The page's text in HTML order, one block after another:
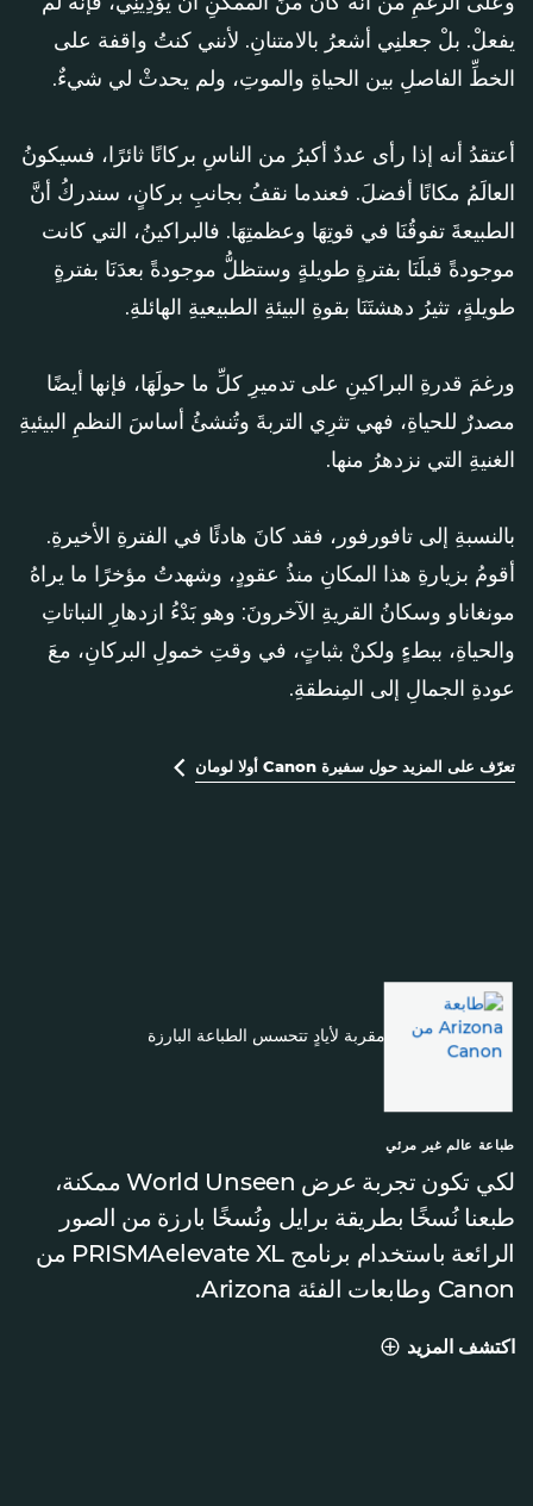
يفعلْ. بلْ جعلنِي أشعرُ بالامتنانِ. لأنني كنتُ واقفة على
الخطِّ الفاصلِ بين الحياةِ والموتِ، ولم يحدثْ لي شيءٌ.
أعتقدُ أنه إذا رأى عددٌ أكبرُ من الناسِ بركانًا ثائرًا، فسيكونُ
العالَمُ مكانًا أفضلَ. فعندما نقفُ بجانبِ بركانٍ، سندركُ أنَّ
الطبيعةَ تفوقُنَا في قوتِهَا وعظمتِهَا. فالبراكينُ، التي كانت
موجودةً قبلَنَا بفترةٍ طويلةٍ وستظلُّ موجودةً بعدَنَا بفترةٍ
طويلةٍ، تثيرُ دهشتَنَا بقوةِ البيئةِ الطبيعيةِ الهائلةِ.
ورغمَ قدرةِ البراكينِ على تدميرِ كلِّ ما حولَهَا، فإنها أيضًا
مصدرٌ للحياةِ، فهي تثرِي التربةَ وتُنشئُ أساسَ النظمِ البيئيةِ
الغنيةِ التي نزدهرُ منها.
بالنسبةِ إلى تافورفور، فقد كانَ هادئًا في الفترةِ الأخيرةِ.
أقومُ بزيارةِ هذا المكانِ منذُ عقودٍ، وشهدتُ مؤخرًا ما يراهُ
مونغاناو وسكانُ القريةِ الآخرونَ: وهو بَدْءُ ازدهارِ النباتاتِ
والحياةِ، ببطءٍ ولكنْ بثباتٍ، في وقتِ خمولِ البركانِ، معَ
عودةِ الجمالِ إلى المِنطقةِ.
تعرّف على المزيد حول سفيرة Canon أولا لومان 
طباعة عالم غير مرئي
لكي تكون تجربة عرض World Unseen ممكنة،
طبعنا نُسخًا بطريقة برايل ونُسخًا بارزة من الصور
الرائعة باستخدام برنامج PRISMAelevate XL من
Canon وطابعات الفئة Arizona.
طباعة عالم غير مرئي
اكتشف المزيد